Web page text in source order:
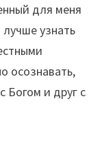
для меня
узнать
осознавать,
Богом и друг с